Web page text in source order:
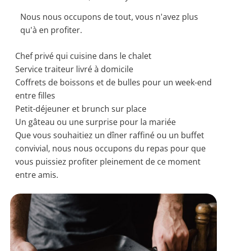
Nous nous occupons de tout, vous n'avez plus
qu'à en profiter.
Chef privé qui cuisine dans le chalet
Service traiteur livré à domicile
Coffrets de boissons et de bulles pour un week-end
entre filles
Petit-déjeuner et brunch sur place
Un gâteau ou une surprise pour la mariée
Que vous souhaitiez un dîner raffiné ou un buffet
convivial, nous nous occupons du repas pour que
vous puissiez profiter pleinement de ce moment
entre amis.